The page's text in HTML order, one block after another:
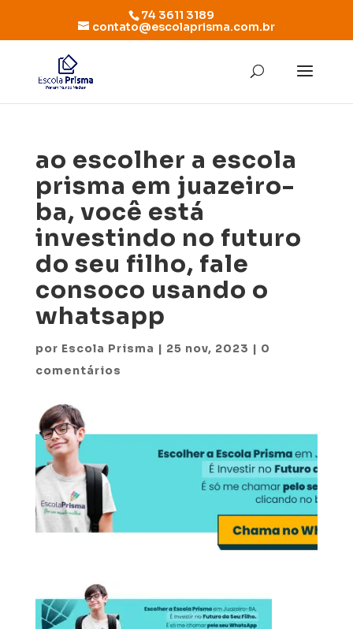
74 3611 3189
contato@escolaprisma.com.br
ao escolher a escola
prisma em juazeiro-
ba, você está
investindo no futuro
do seu filho, fale
consoco usando o
whatsapp
por Escola Prisma | 25 nov, 2023 | 0
comentários